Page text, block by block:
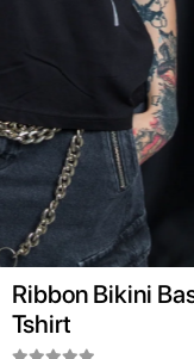
Ribbon Bikini
Tshirt